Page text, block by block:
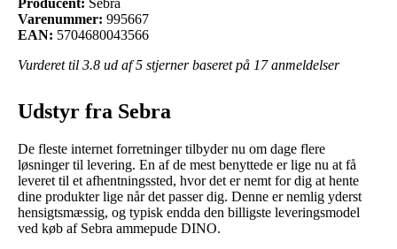
Varenummer: 995667
EAN: 5704680043566
Vurderet til 3.8 ud af 5 stjerner baseret på 17anmeldelser
Udstyr fra Sebra
De fleste internet forretninger tilbyder nu om dage flere
løsninger til levering. En af de mest benyttede er lige nu at få
leveret til et afhentningssted, hvor det er nemt for dig at hente
dine produkter lige når det passer dig. Denne er nemlig yderst
hensigtsmæssig, og typisk endda den billigste leveringsmodel
ved køb af Sebra ammepude DINO.